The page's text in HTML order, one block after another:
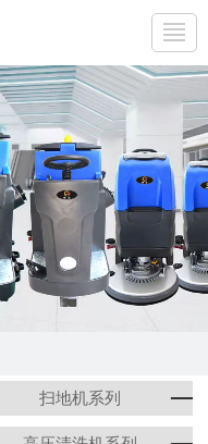
扫地机系列